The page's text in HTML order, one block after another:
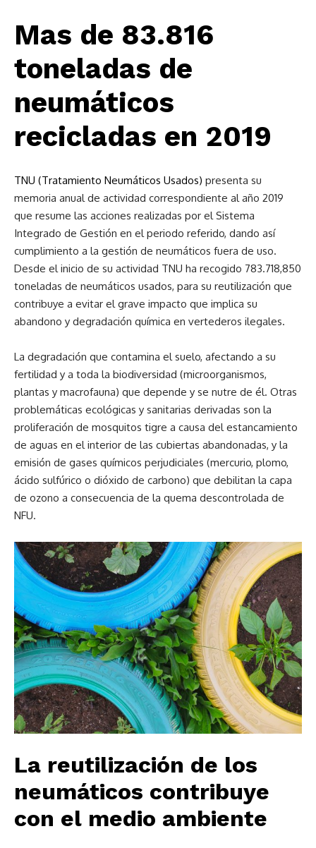
Mas de 83.816
toneladas de
neumáticos
recicladas en 2019
TNU (Tratamiento Neumáticos Usados) presenta su
memoria anual de actividad correspondiente al año 2019
que resume las acciones realizadas por el Sistema
Integrado de Gestión en el periodo referido, dando así
cumplimiento a la gestión de neumáticos fuera de uso.
Desde el inicio de su actividad TNU ha recogido 783.718,850
toneladas de neumáticos usados, para su reutilización que
contribuye a evitar el grave impacto que implica su
abandono y degradación química en vertederos ilegales.
La degradación que contamina el suelo, afectando a su
fertilidad y a toda la biodiversidad (microorganismos,
plantas y macrofauna) que depende y se nutre de él. Otras
problemáticas ecológicas y sanitarias derivadas son la
proliferación de mosquitos tigre a causa del estancamiento
de aguas en el interior de las cubiertas abandonadas, y la
emisión de gases químicos perjudiciales (mercurio, plomo,
ácido sulfúrico o dióxido de carbono) que debilitan la capa
de ozono a consecuencia de la quema descontrolada de
NFU.
La reutilización de los
neumáticos contribuye
con el medio ambiente